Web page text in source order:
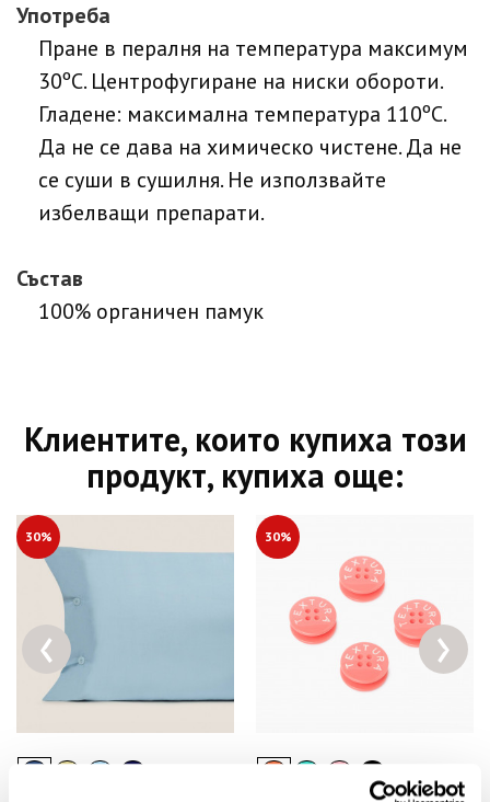
Употреба
Пране в пералня на температура максимум
30ºC. Центрофугиране на ниски обороти.
Гладене: максимална температура 110ºC.
Да не се дава на химическо чистене. Да не
се суши в сушилня. Не използвайте
избелващи препарати.
Състав
100% органичен памук
Клиентите, които купиха този
продукт, купиха още:
30% 30%
‹ ›